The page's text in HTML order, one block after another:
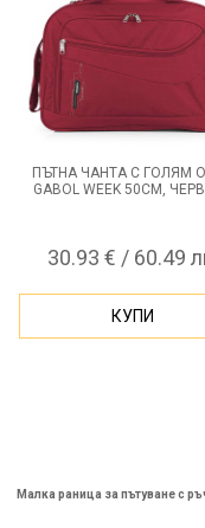
ПЪТНА ЧАНТА С ГОЛЯМ
GABOL WEEK 50СМ,
30.93 € / 60.49
КУПИ
Малка раница за пътуване с